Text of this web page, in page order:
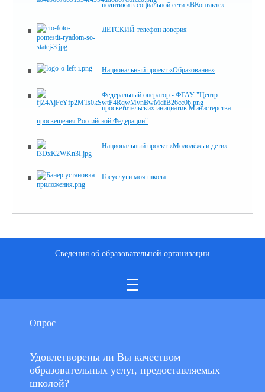
политики в социальной сети «ВКонтакте»
ДЕТСКИЙ телефон доверия
Национальный проект «Образование»
Федеральный оператор - ФГАУ "Центр
просветительских инициатив Министерства
просвещения Российской Федерации"
Национальный проект «Молодёжь и дети»
Госуслуги моя школа
Сведения об образовательной организации
Опрос
Удовлетворены ли Вы качеством
образовательных услуг, предоставляемых
школой?